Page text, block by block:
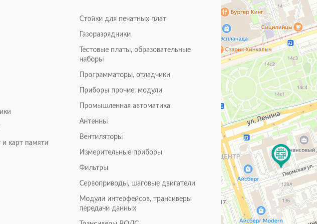
карт памяти
Стойки для печатных плат
Газоразрядники
Тестовые платы, образовательные
наборы
Программаторы, отладчики
Приборы прочие, модули
Промышленная автоматика
Антенны
Вентиляторы
Измерительные приборы
Фильтры
Сервоприводы, шаговые двигатели
Модули интерфейсов, трансиверы
передачи данных